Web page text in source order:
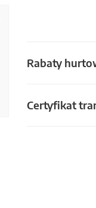
Rabaty
Certyfikat